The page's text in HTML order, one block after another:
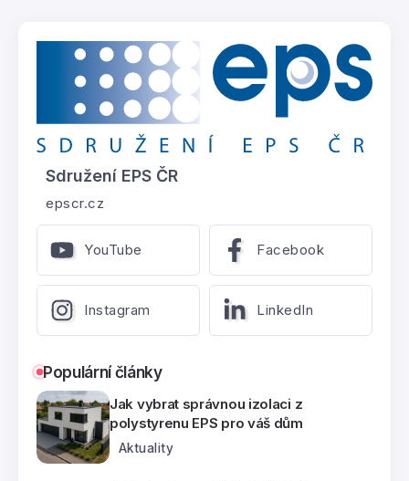
Sdružení EPS ČR
epscr.cz
YouTube Facebook
Instagram LinkedIn
Populární články
Jak vybrat správnou izolaci z
polystyrenu EPS pro váš dům
Aktuality